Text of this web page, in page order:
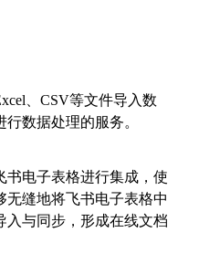
、CSV等文件导入数
行数据处理的服务。
书电子表格进行集成，使
无缝地将飞书电子表格中
入与同步，形成在线文档